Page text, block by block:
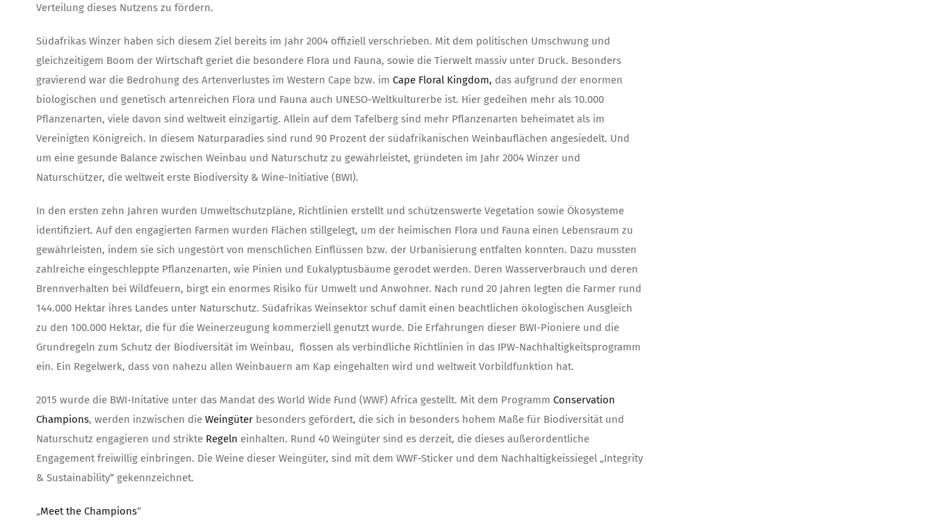
Verteilung dieses Nutzens zu fördern.
Südafrikas Winzer haben sich diesem Ziel bereits im Jahr 2004 offiziell verschrieben. Mit dem politischen Umschwung und
gleichzeitigem Boom der Wirtschaft geriet die besondere Flora und Fauna, sowie die Tierwelt massiv unter Druck. Besonders
gravierend war die Bedrohung des Artenverlustes im Western Cape bzw. im Cape Floral Kingdom, das aufgrund der enormen
biologischen und genetisch artenreichen Flora und Fauna auch UNESO-Weltkulturerbe ist. Hier gedeihen mehr als 10.000
Pflanzenarten, viele davon sind weltweit einzigartig. Allein auf dem Tafelberg sind mehr Pflanzenarten beheimatet als im
Vereinigten Königreich. In diesem Naturparadies sind rund 90 Prozent der südafrikanischen Weinbauflächen angesiedelt. Und
um eine gesunde Balance zwischen Weinbau und Naturschutz zu gewährleistet, gründeten im Jahr 2004 Winzer und
Naturschützer, die weltweit erste Biodiversity & Wine-Initiative (BWI).
In den ersten zehn Jahren wurden Umweltschutzpläne, Richtlinien erstellt und schützenswerte Vegetation sowie Ökosysteme
identifiziert. Auf den engagierten Farmen wurden Flächen stillgelegt, um der heimischen Flora und Fauna einen Lebensraum zu
gewährleisten, indem sie sich ungestört von menschlichen Einflüssen bzw. der Urbanisierung entfalten konnten. Dazu mussten
zahlreiche eingeschleppte Pflanzenarten, wie Pinien und Eukalyptusbäume gerodet werden. Deren Wasserverbrauch und deren
Brennverhalten bei Wildfeuern, birgt ein enormes Risiko für Umwelt und Anwohner. Nach rund 20 Jahren legten die Farmer rund
144.000 Hektar ihres Landes unter Naturschutz. Südafrikas Weinsektor schuf damit einen beachtlichen ökologischen Ausgleich
zu den 100.000 Hektar, die für die Weinerzeugung kommerziell genutzt wurde. Die Erfahrungen dieser BWI-Pioniere und die
Grundregeln zum Schutz der Biodiversität im Weinbau, flossen als verbindliche Richtlinien in das IPW-Nachhaltigkeitsprogramm
ein. Ein Regelwerk, dass von nahezu allen Weinbauern am Kap eingehalten wird und weltweit Vorbildfunktion hat.
2015 wurde die BWI-Initative unter das Mandat des World Wide Fund (WWF) Africa gestellt. Mit dem Programm Conservation
Champions, werden inzwischen die Weingüter besonders gefördert, die sich in besonders hohem Maße für Biodiversität und
Naturschutz engagieren und strikte Regeln einhalten. Rund 40 Weingüter sind es derzeit, die dieses außerordentliche
Engagement freiwillig einbringen. Die Weine dieser Weingüter, sind mit dem WWF-Sticker und dem Nachhaltigkeissiegel „Integrity
& Sustainability“ gekennzeichnet.
„Meet the Champions“